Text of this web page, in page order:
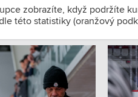
zobrazíte, když podržíte
této statistiky (oranžový